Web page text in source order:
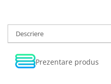
Descriere
Prezentare produs